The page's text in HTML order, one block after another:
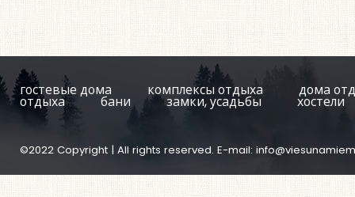
гостевые дома комплексы отдыха дома
отдыха бани замки, усадьбы хостели
©2022 Copyright | All rights reserved. E-mail: